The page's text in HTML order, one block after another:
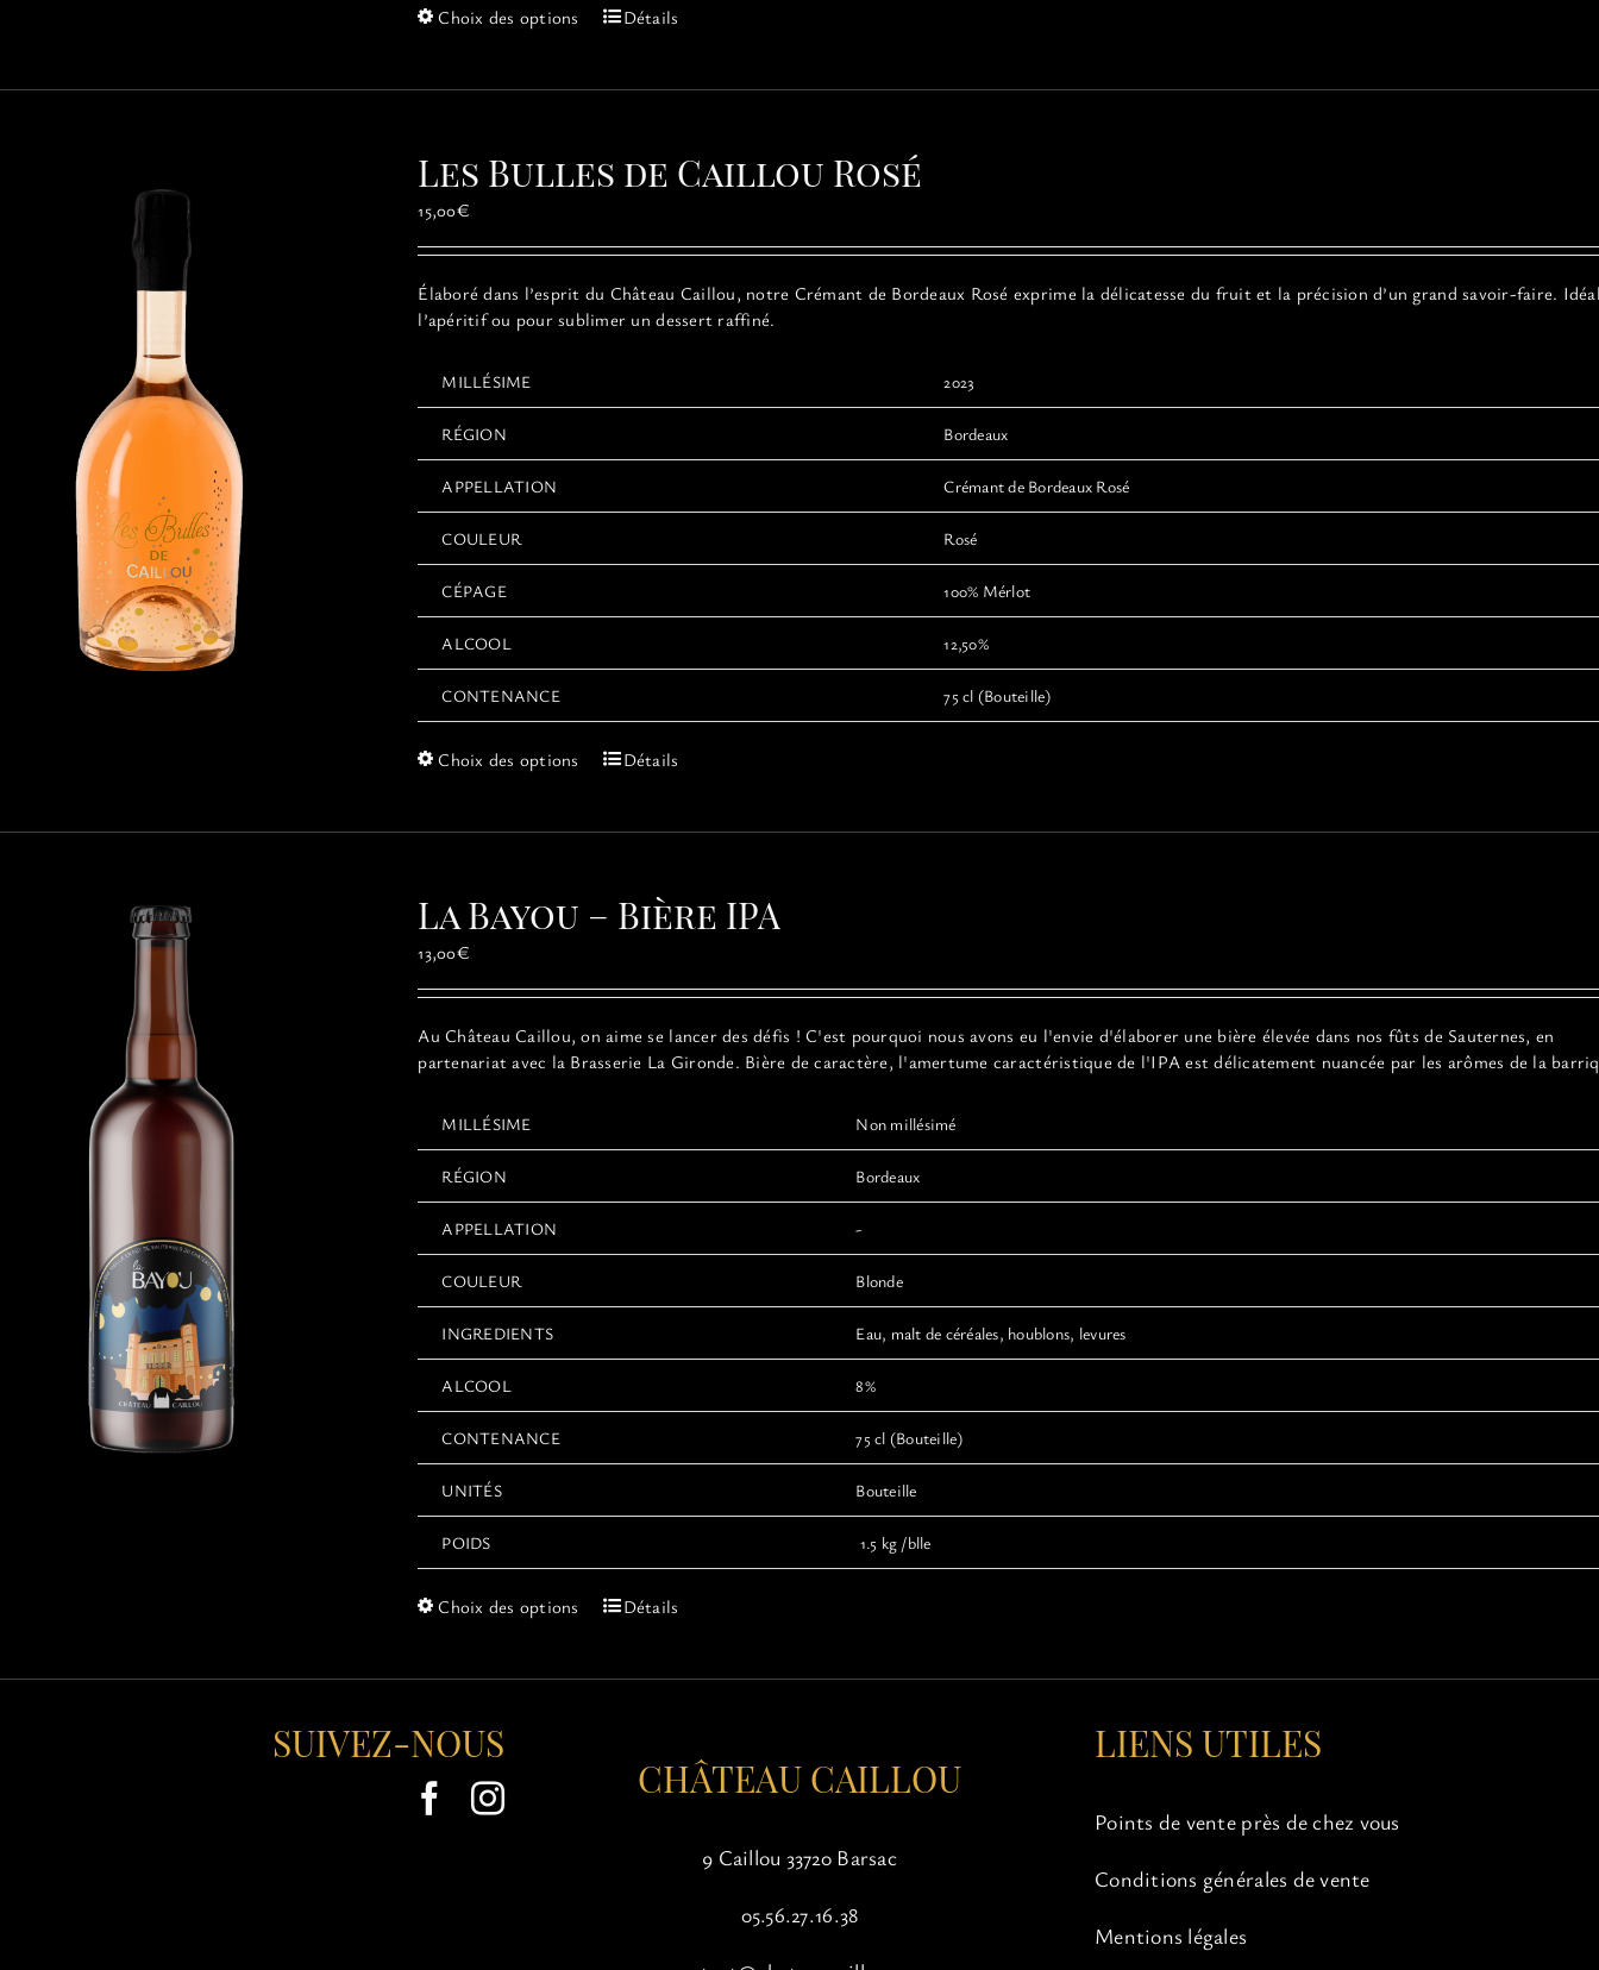
Choix des options
Ce
plusieurs
options
choisies
la
page
Détails
Les Bulles de Caillou Rosé
15,00€
Élaboré dans l’esprit du Château Caillou, notre Crémant de Bordeaux Rosé exprime la délicatesse du fruit et la précision d’un grand savoir-faire.
l’apéritif ou pour sublimer un dessert raffiné.
MILLÉSIME 2023
RÉGION Bordeaux
APPELLATION Crémant de Bordeaux Rosé
COULEUR Rosé
CÉPAGE 100% Mérlot
ALCOOL 12,50%
CONTENANCE 75 cl (Bouteille)
Choix des options
Ce
plusieurs
options
choisies
la
page
Détails
La Bayou – Bière IPA
13,00€
Au Château Caillou, on aime se lancer des défis ! C'est pourquoi nous avons eu l'envie d'élaborer une bière élevée dans nos fûts de Sauternes, en
partenariat avec la Brasserie La Gironde. Bière de caractère, l'amertume caractéristique de l'IPA est délicatement nuancée par les arômes de la
MILLÉSIME Non millésimé
RÉGION Bordeaux
APPELLATION -
COULEUR Blonde
INGREDIENTS Eau, malt de céréales, houblons, levures
ALCOOL 8%
CONTENANCE 75 cl (Bouteille)
UNITÉS Bouteille
POIDS 1.5 kg /blle
Choix des options
Ce
plusieurs
options
peuvent
Détails
SUIVEZ-NOUS
CHÂTEAU CAILLOU
9 Caillou 33720 Barsac
05.56.27.16.38
LIENS UTILES
Points de vente près de chez vous
Conditions générales de vente
Mentions légales